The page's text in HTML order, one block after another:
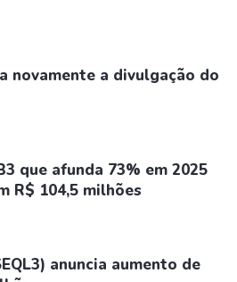
novamente a divulgação do
que afunda 73% em 2025
R$ 104,5 milhões
anuncia aumento de